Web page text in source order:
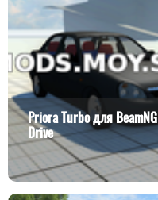
Priora Turbo для BeamNG
Drive